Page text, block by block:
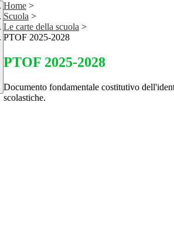
Home >
Scuola >
Le carte della scuola >
PTOF 2025-2028
PTOF 2025-2028
Documento fondamentale costitutivo
scolastiche.